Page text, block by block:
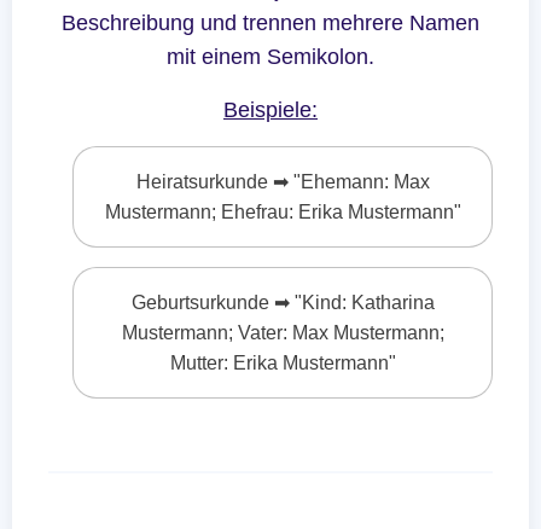
Beschreibung und trennen mehrere Namen
mit einem Semikolon.
Beispiele:
Heiratsurkunde ➡ "Ehemann: Max
Mustermann; Ehefrau: Erika Mustermann"
Geburtsurkunde ➡ "Kind: Katharina
Mustermann; Vater: Max Mustermann;
Mutter: Erika Mustermann"